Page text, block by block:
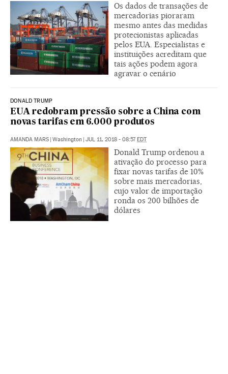
Os dados de transações de
mercadorias pioraram
mesmo antes das medidas
protecionistas aplicadas
pelos EUA. Especialistas e
instituições acreditam que
tais ações podem agora
agravar o cenário
DONALD TRUMP
EUA redobram pressão sobre a China com
novas tarifas em 6.000 produtos
AMANDA MARS | Washington | JUL 11, 2018 - 08:57EDT
Donald Trump ordenou a
ativação do processo para
fixar novas tarifas de 10%
sobre mais mercadorias,
cujo valor de importação
ronda os 200 bilhões de
dólares